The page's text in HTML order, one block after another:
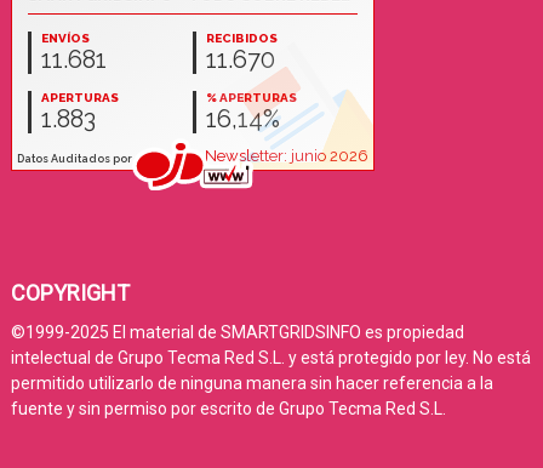
COPYRIGHT
©1999-2025 El material de SMARTGRIDSINFO es propiedad
intelectual de Grupo Tecma Red S.L. y está protegido por ley. No está
permitido utilizarlo de ninguna manera sin hacer referencia a la
fuente y sin permiso por escrito de Grupo Tecma Red S.L.